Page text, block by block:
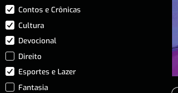
Contos e Crônicas
Cultura
Devocional
Direito
Esportes e Lazer
Fantasia